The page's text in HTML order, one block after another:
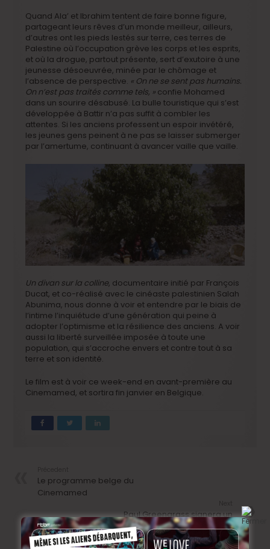
Quand Ala’ et Ibrahim tentent de faire bonne figure,
partageant leurs rêves d’un monde meilleur, ailleurs,
d’autres ont les pieds lestés sur terre, ces terres de
Palestine où l’occupation grève les corps et les esprits,
et où la drogue, partout présente, sert d’exutoire à une
jeunesse désoeuvrée, minée par le chômage et
l’absence de perspective. « On ne se sent pas humains.
On n’est pas traités comme tels, » confie Mohamed
dans un sourire désabusé. La bulle touristique qui s’est
développée à Battir n’a pas suffit à combler les
attentes. Si les anciens professent un espoir invétéré,
les jeunes gens peinent à ne pas se laisser submerger
par l’amertume, continuant à avancer vaille que vaille.
Un divan sur la colline, documentaire initié par François
Ducat, et co-réalisé avec le cinéaste palestinien Salah
Abunima, nous donne à voir et entendre par le biais de
l’intime l’inquiétude d’une génération qui peine à
adopter l’optimisme et la résilience des anciens. A voir
aussi la liberté surveillée imposée à toute une
population, qui s’accroche envers et contre tout à sa
terre et son identité.
Le film est à voir ce week-end en avant-première au
Cinemamed, et sortira fin janvier en Belgique.
Le programme belge du
Cinemamed
Paul Greengrass signera un
nouveau thriller aérien !